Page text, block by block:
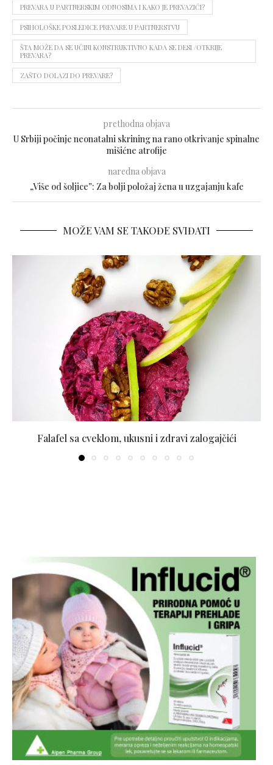
PREVARA U PARTNERSKIM ODNOSIMA I KAKO JE PREVAZIĆI?
PSIHOLOŠKE POSLEDICE PREVARE U PARTNERSTVU
ŠTA MOŽE DA SE UČINI KONSTRUKTIVNO KADA SE DESI /OTKRIJE
PREVARA?
ZAŠTO DOLAZI DO PREVARE?
prethodna objava
U Srbiji počinje neonatalni skrining na rano otkrivanje spinalne
mišićne atrofije
naredna objava
„Više od šoljice”: Za bolji položaj žena u uzgajanju kafe
MOŽE VAM SE TAKOĐE SVIĐATI
Falafel sa cveklom, ukusni i zdravi zalogajčići